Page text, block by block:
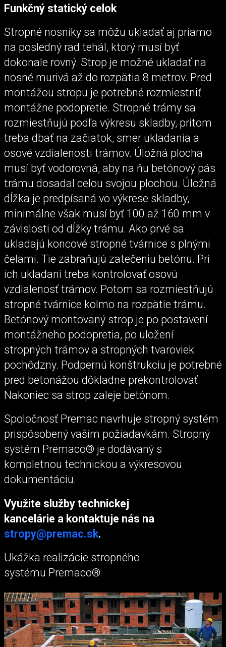
Funkčný statický celok
Stropné nosníky sa môžu ukladať aj priamo
na posledný rad tehál, ktorý musí byť
dokonale rovný. Strop je možné ukladať na
nosné murivá až do rozpätia 8 metrov. Pred
montážou stropu je potrebné rozmiestniť
montážne podopretie. Stropné trámy sa
rozmiestňujú podľa výkresu skladby, pritom
treba dbať na začiatok, smer ukladania a
osové vzdialenosti trámov. Úložná plocha
musí byť vodorovná, aby na ňu betónový pás
trámu dosadal celou svojou plochou. Úložná
dĺžka je predpísaná vo výkrese skladby,
minimálne však musí byť 100 až 160 mm v
závislosti od dĺžky trámu. Ako prvé sa
ukladajú koncové stropné tvárnice s plnými
čelami. Tie zabraňujú zatečeniu betónu. Pri
ich ukladaní treba kontrolovať osovú
vzdialenosť trámov. Potom sa rozmiestňujú
stropné tvárnice kolmo na rozpätie trámu.
Betónový montovaný strop je po postavení
montážneho podopretia, po uložení
stropných trámov a stropných tvaroviek
pochôdzny. Podpernú konštrukciu je potrebné
pred betonážou dôkladne prekontrolovať.
Nakoniec sa strop zaleje betónom.
Spoločnosť Premac navrhuje stropný systém
prispôsobený vaším požiadavkám. Stropný
systém Premaco® je dodávaný s
kompletnou technickou a výkresovou
dokumentáciu.
Využite služby technickej
kancelárie a kontaktuje nás na
stropy@premac.sk.
Ukážka realizácie stropného
systému Premaco®